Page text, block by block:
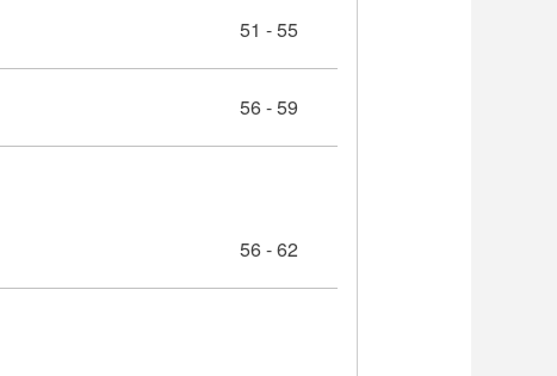
51 - 55
56 - 59
56 - 62